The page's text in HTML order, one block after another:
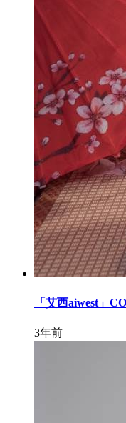
「艾西aiwest」
3年前